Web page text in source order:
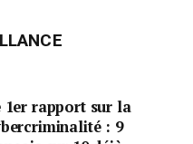
1er rapport sur la
: 9